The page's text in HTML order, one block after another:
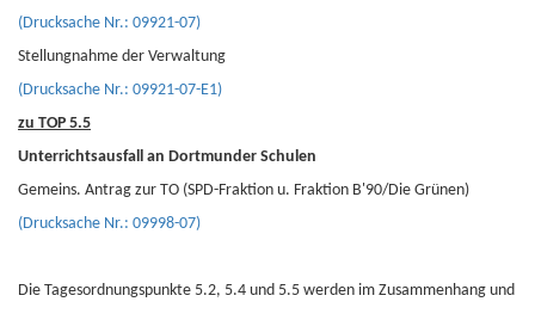
(Drucksache Nr.: 09921-07)
Stellungnahme der Verwaltung
(Drucksache Nr.: 09921-07-E1)
zu TOP 5.5
Unterrichtsausfall an Dortmunder Schulen
Gemeins. Antrag zur TO (SPD-Fraktion u. Fraktion B'90/Die Grünen)
(Drucksache Nr.: 09998-07)
Die Tagesordnungspunkte 5.2, 5.4 und 5.5 werden im Zusammenhang und